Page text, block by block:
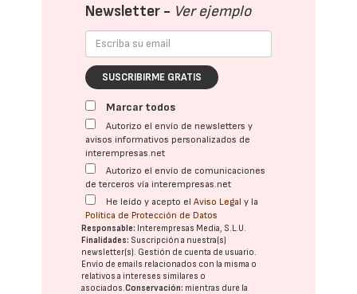
Newsletter - Ver ejemplo
SUSCRIBIRME GRATIS
Marcar todos
Autorizo el envío de newsletters y
avisos informativos personalizados de
interempresas.net
Autorizo el envío de comunicaciones
de terceros vía interempresas.net
He leído y acepto elAviso Legal y la
Política de Protección de Datos
Responsable: Interempresas Media, S.L.U.
Finalidades: Suscripción a nuestra(s)
newsletter(s). Gestión de cuenta de usuario.
Envío de emails relacionados con la misma o
relativos a intereses similares o
asociados.Conservación: mientras dure la